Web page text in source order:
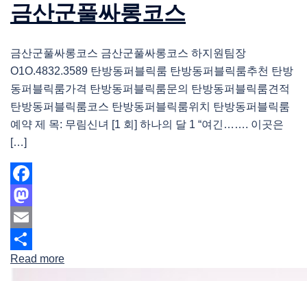
금산군풀싸롱코스
금산군풀싸롱코스 금산군풀싸롱코스 하지원팀장
O1O.4832.3589 탄방동퍼블릭룸 탄방동퍼블릭룸추천 탄방
동퍼블릭룸가격 탄방동퍼블릭룸문의 탄방동퍼블릭룸견적
탄방동퍼블릭룸코스 탄방동퍼블릭룸위치 탄방동퍼블릭룸
예약 제 목: 무림신녀 [1 회] 하나의 달 1 “여긴……. 이곳은
[…]
Facebook
Mastodon
Email
Share
Read more